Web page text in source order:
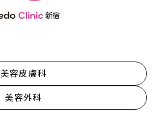
美容皮膚科
美容外科